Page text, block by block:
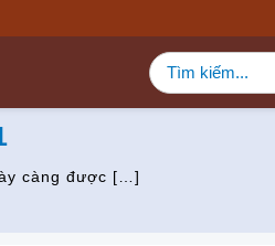
Tìm
kiếm:
càng được […]